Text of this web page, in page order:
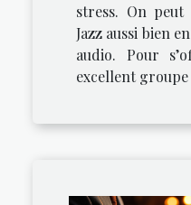
stress. On
Jazz aussi bien
audio. Pour
excellent